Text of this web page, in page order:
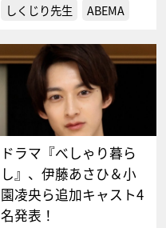
しくじり先生
ABEMA
ドラマ『べしゃり暮ら
し』、伊藤あさひ＆小
園凌央ら追加キャスト4
名発表！